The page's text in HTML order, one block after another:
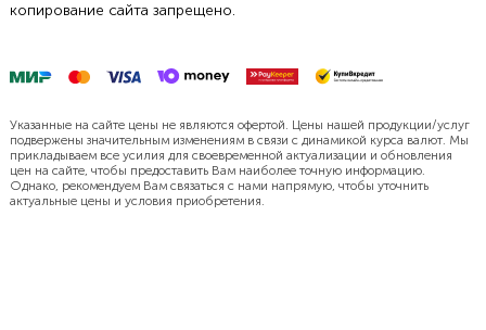
копирование сайта запрещено.
Указанные на сайте цены не являются офертой. Цены нашей продукции/услуг
подвержены значительным изменениям в связи с динамикой курса валют. Мы
прикладываем все усилия для своевременной актуализации и обновления
цен на сайте, чтобы предоставить Вам наиболее точную информацию.
Однако, рекомендуем Вам связаться с нами напрямую, чтобы уточнить
актуальные цены и условия приобретения.